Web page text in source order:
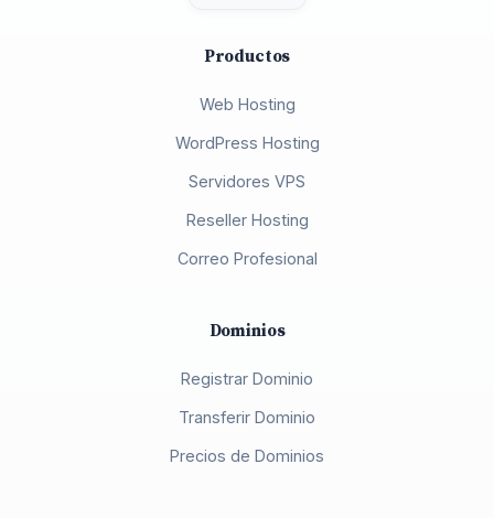
Productos
Web Hosting
WordPress Hosting
Servidores VPS
Reseller Hosting
Correo Profesional
Dominios
Registrar Dominio
Transferir Dominio
Precios de Dominios